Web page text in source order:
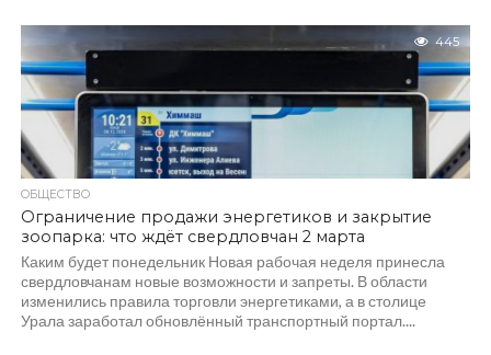
445
ОБЩЕСТВО
Ограничение продажи энергетиков и закрытие
зоопарка: что ждёт свердловчан 2 марта
Каким будет понедельник Новая рабочая неделя принесла
свердловчанам новые возможности и запреты. В области
изменились правила торговли энергетиками, а в столице
Урала заработал обновлённый транспортный портал....